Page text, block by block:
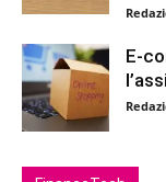
E-